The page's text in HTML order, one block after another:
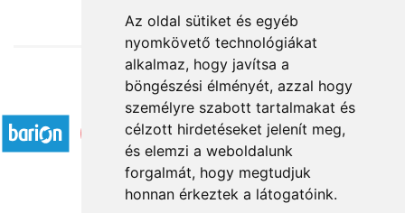
Az oldal sütiket és egyéb
nyomkövető technológiákat
alkalmaz, hogy javítsa a
böngészési élményét, azzal hogy
személyre szabott tartalmakat és
célzott hirdetéseket jelenít meg,
és elemzi a weboldalunk
forgalmát, hogy megtudjuk
honnan érkeztek a látogatóink.
Accepted payment methods